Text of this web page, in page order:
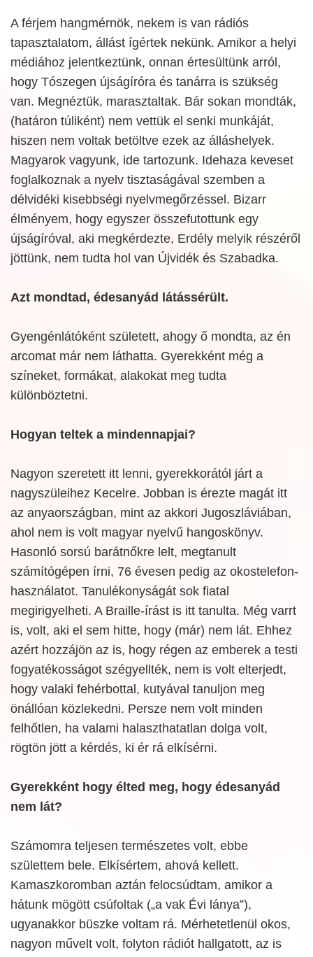
A férjem hangmérnök, nekem is van rádiós
tapasztalatom, állást ígértek nekünk. Amikor a helyi
médiához jelentkeztünk, onnan értesültünk arról,
hogy Tószegen újságíróra és tanárra is szükség
van. Megnéztük, marasztaltak. Bár sokan mondták,
(határon túliként) nem vettük el senki munkáját,
hiszen nem voltak betöltve ezek az álláshelyek.
Magyarok vagyunk, ide tartozunk. Idehaza keveset
foglalkoznak a nyelv tisztaságával szemben a
délvidéki kisebbségi nyelvmegőrzéssel. Bizarr
élményem, hogy egyszer összefutottunk egy
újságíróval, aki megkérdezte, Erdély melyik részéről
jöttünk, nem tudta hol van Újvidék és Szabadka.
Azt mondtad, édesanyád látássérült.
Gyengénlátóként született, ahogy ő mondta, az én
arcomat már nem láthatta. Gyerekként még a
színeket, formákat, alakokat meg tudta
különböztetni.
Hogyan teltek a mindennapjai?
Nagyon szeretett itt lenni, gyerekkorától járt a
nagyszüleihez Kecelre. Jobban is érezte magát itt
az anyaországban, mint az akkori Jugoszláviában,
ahol nem is volt magyar nyelvű hangoskönyv.
Hasonló sorsú barátnőkre lelt, megtanult
számítógépen írni, 76 évesen pedig az okostelefon-
használatot. Tanulékonyságát sok fiatal
megirigyelheti. A Braille-írást is itt tanulta. Még varrt
is, volt, aki el sem hitte, hogy (már) nem lát. Ehhez
azért hozzájön az is, hogy régen az emberek a testi
fogyatékosságot szégyellték, nem is volt elterjedt,
hogy valaki fehérbottal, kutyával tanuljon meg
önállóan közlekedni. Persze nem volt minden
felhőtlen, ha valami halaszthatatlan dolga volt,
rögtön jött a kérdés, ki ér rá elkísérni.
Gyerekként hogy élted meg, hogy édesanyád
nem lát?
Számomra teljesen természetes volt, ebbe
születtem bele. Elkísértem, ahová kellett.
Kamaszkoromban aztán felocsúdtam, amikor a
hátunk mögött csúfoltak („a vak Évi lánya”),
ugyanakkor büszke voltam rá. Mérhetetlenül okos,
nagyon művelt volt, folyton rádiót hallgatott, az is